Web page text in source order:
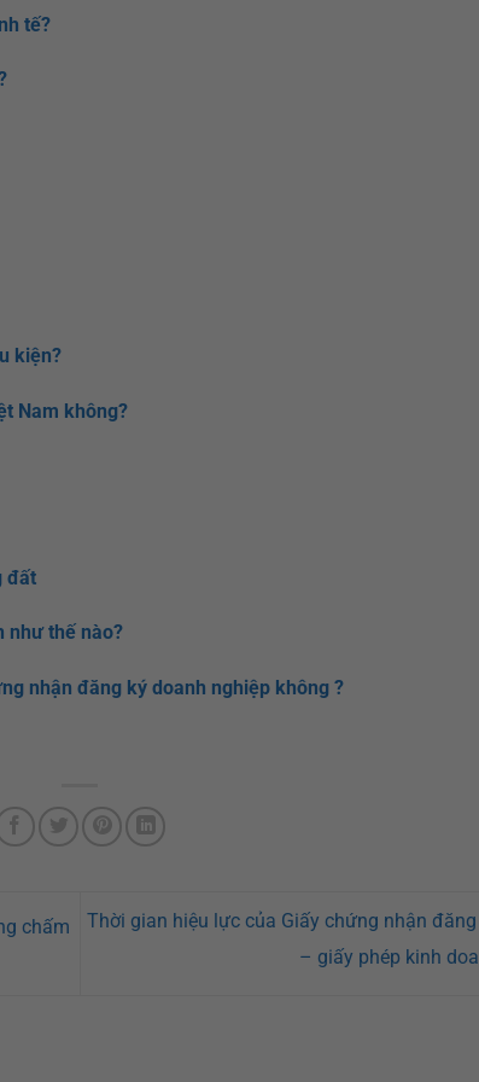
tế?
kiện?
Nam không?
đất
như thế nào?
nhận đăng ký doanh nghiệp không ?
chấm
Thời gian hiệu lực của Giấy chứng nhận
– giấy phép kinh